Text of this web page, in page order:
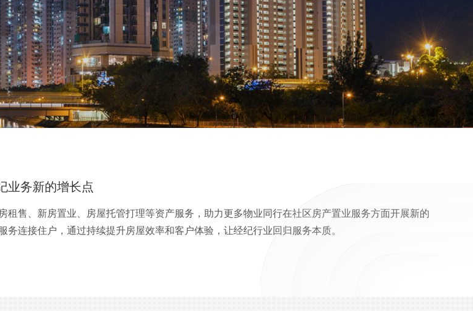
业务新的增长点
租售、新房置业、房屋托管打理等资产服务，助力更多物业同行在社区房产置业服务方面开展新的
务连接住户，通过持续提升房屋效率和客户体验，让经纪行业回归服务本质。